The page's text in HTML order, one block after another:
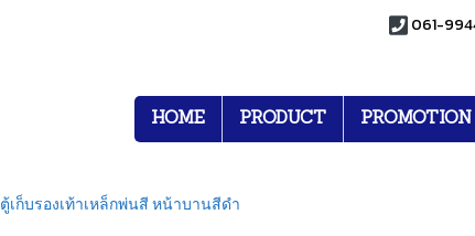
061-
HOME PRODUCT PROMOTION
ตู้เก็บรองเท้าเหล็กพ่นสี หน้าบานสีดำ